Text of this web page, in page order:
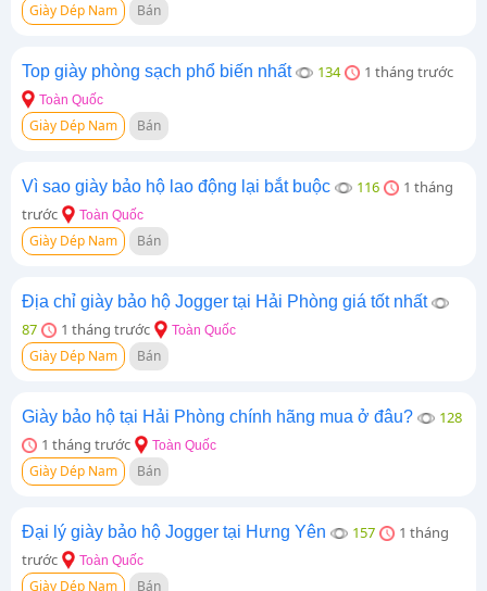
Giày Dép Nam Bán
Top giày phòng sạch phổ biến nhất 134 1 tháng trước
Toàn Quốc
Giày Dép Nam Bán
Vì sao giày bảo hộ lao động lại bắt buộc 116
1 tháng
trước
Toàn Quốc
Giày Dép Nam Bán
Địa chỉ giày bảo hộ Jogger tại Hải Phòng giá tốt nhất
87 1 tháng trước Toàn Quốc
Giày Dép Nam Bán
Giày bảo hộ tại Hải Phòng chính hãng mua ở đâu?
128
1 tháng trước
Toàn Quốc
Giày Dép Nam Bán
Đại lý giày bảo hộ Jogger tại Hưng Yên 157
1 tháng
trước
Toàn Quốc
Giày Dép Nam Bán